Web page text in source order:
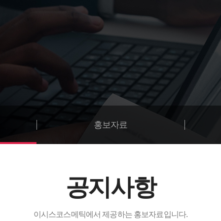
홍보자료
공지사항
이시스코스메틱에서 제공하는 홍보자료입니다.